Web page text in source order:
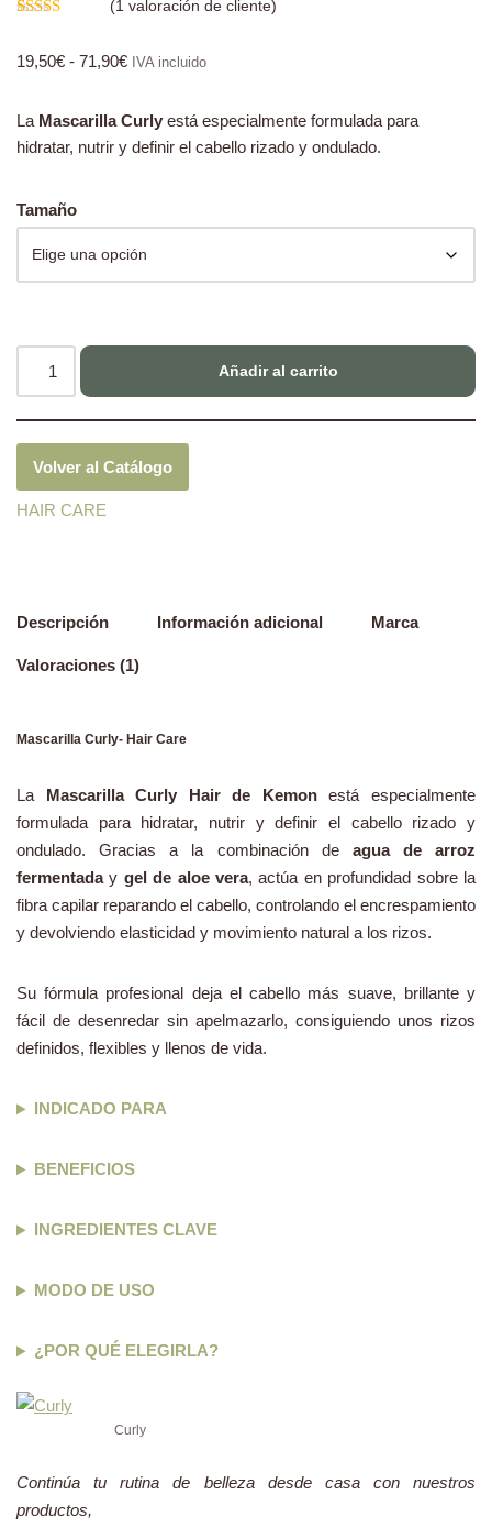
5 en base a
(1 valoración de cliente)
19,50€ - 71,90€ IVA incluido
La Mascarilla Curly está especialmente formulada para
hidratar, nutrir y definir el cabello rizado y ondulado.
Tamaño
Añadir al carrito
Volver al Catálogo
HAIR CARE
Descripción Información adicional Marca
Valoraciones (1)
Mascarilla Curly- Hair Care
La Mascarilla Curly Hair de Kemonestá especialmente
formulada para hidratar, nutrir y definir el cabello rizado y
ondulado. Gracias a la combinación de agua de arroz
fermentaday gel de aloe vera, actúa en profundidad sobre la
fibra capilar reparando el cabello, controlando el encrespamiento
y devolviendo elasticidad y movimiento natural a los rizos.
Su fórmula profesional deja el cabello más suave, brillante y
fácil de desenredar sin apelmazarlo, consiguiendo unos rizos
definidos, flexibles y llenos de vida.
INDICADO PARA
BENEFICIOS
INGREDIENTES CLAVE
MODO DE USO
¿POR QUÉ ELEGIRLA?
Curly
Continúa tu rutina de belleza desde casa con nuestros
productos,